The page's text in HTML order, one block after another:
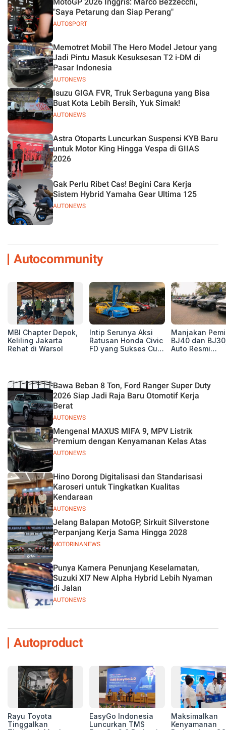
AUTOSPORT
"Saya Petarung dan Siap Perang"
AUTONEWS
Memotret Mobil The Hero Model Jetour yang
Jadi Pintu Masuk Kesuksesan T2 i-DM di
Pasar Indonesia
AUTONEWS
Isuzu GIGA FVR, Truk Serbaguna yang Bisa
Buat Kota Lebih Bersih, Yuk Simak!
Astra Otoparts Luncurkan Suspensi KYB Baru
untuk Motor King Hingga Vespa di GIIAS
2026
AUTONEWS
Gak Perlu Ribet Cas! Begini Cara Kerja
Sistem Hybrid Yamaha Gear Ultima 125
Autocommunity
MBI Chapter Depok,
Keliling Jakarta
Rehat di Warsol
Intip Serunya Aksi
Ratusan Honda Civic
FD yang Sukses Curi
Manjakan
BJ40 dan
Auto Resmi
AUTONEWS
Bawa Beban 8 Ton, Ford Ranger Super Duty
2026 Siap Jadi Raja Baru Otomotif Kerja
Berat
AUTONEWS
Mengenal MAXUS MIFA 9, MPV Listrik
Premium dengan Kenyamanan Kelas Atas
AUTONEWS
Hino Dorong Digitalisasi dan Standarisasi
Karoseri untuk Tingkatkan Kualitas
Kendaraan
MOTORINANEWS
Jelang Balapan MotoGP, Sirkuit Silverstone
Perpanjang Kerja Sama Hingga 2028
AUTONEWS
Punya Kamera Penunjang Keselamatan,
Suzuki Xl7 New Alpha Hybrid Lebih Nyaman
di Jalan
Autoproduct
Rayu Toyota
Tinggalkan
EasyGo Indonesia
Luncurkan TMS
Maksimalkan
Kenyamanan